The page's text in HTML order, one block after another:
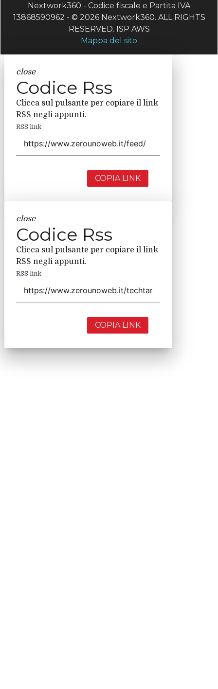
Nextwork360 - Codice fiscale e Partita IVA
13868590962 - © 2026 Nextwork360. ALL RIGHTS
RESERVED. ISP AWS
Mappa del sito
close
Codice Rss
Clicca sul pulsante per copiare il link
RSS negli appunti.
RSS link
COPIA LINK
close
Codice Rss
Clicca sul pulsante per copiare il link
RSS negli appunti.
RSS link
COPIA LINK